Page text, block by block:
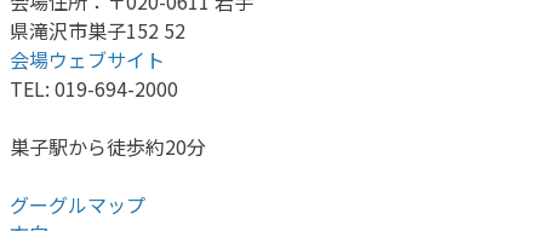
県滝沢市巣子152 52
会場ウェブサイト
TEL: 019-694-2000
巣子駅から徒歩約20分
グーグルマップ